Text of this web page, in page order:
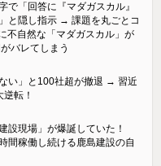
で「回答に『マダガスカル』
と隠し指示 → 課題を丸ごとコ
不自然な「マダガスカル」が
バレてしまう
い」と100社超が撤退 → 習近
転！
設現場」が爆誕していた！
間稼働し続ける鹿島建設の自